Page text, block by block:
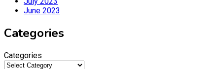
June 2023
Categories
Categories